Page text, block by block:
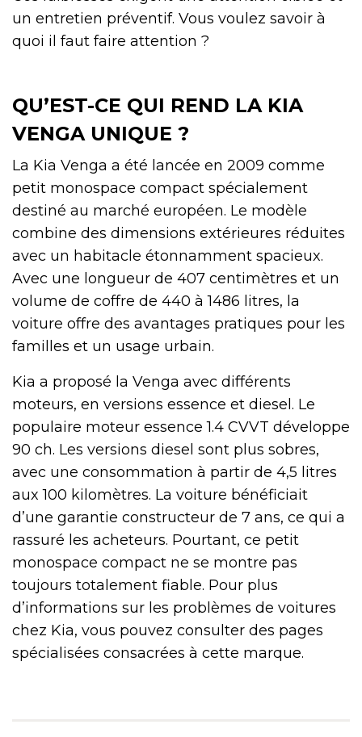
un entretien préventif. Vous voulez savoir à
quoi il faut faire attention ?
QU’EST-CE QUI REND LA KIA
VENGA UNIQUE ?
La Kia Venga a été lancée en 2009 comme
petit monospace compact spécialement
destiné au marché européen. Le modèle
combine des dimensions extérieures réduites
avec un habitacle étonnamment spacieux.
Avec une longueur de 407 centimètres et un
volume de coffre de 440 à 1486 litres, la
voiture offre des avantages pratiques pour les
familles et un usage urbain.
Kia a proposé la Venga avec différents
moteurs, en versions essence et diesel. Le
populaire moteur essence 1.4 CVVT développe
90 ch. Les versions diesel sont plus sobres,
avec une consommation à partir de 4,5 litres
aux 100 kilomètres. La voiture bénéficiait
d’une garantie constructeur de 7 ans, ce qui a
rassuré les acheteurs. Pourtant, ce petit
monospace compact ne se montre pas
toujours totalement fiable. Pour plus
d’informations sur les problèmes de voitures
chez Kia, vous pouvez consulter des pages
spécialisées consacrées à cette marque.